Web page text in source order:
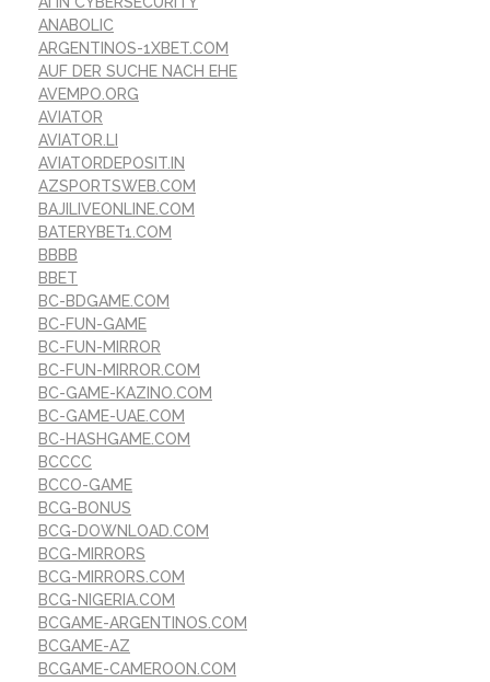
ANABOLIC
ARGENTINOS-1XBET.COM
AUF DER SUCHE NACH EHE
AVEMPO.ORG
AVIATOR
AVIATOR.LI
AVIATORDEPOSIT.IN
AZSPORTSWEB.COM
BAJILIVEONLINE.COM
BATERYBET1.COM
BBBB
BBET
BC-BDGAME.COM
BC-FUN-GAME
BC-FUN-MIRROR
BC-FUN-MIRROR.COM
BC-GAME-KAZINO.COM
BC-GAME-UAE.COM
BC-HASHGAME.COM
BCCCC
BCCO-GAME
BCG-BONUS
BCG-DOWNLOAD.COM
BCG-MIRRORS
BCG-MIRRORS.COM
BCG-NIGERIA.COM
BCGAME-ARGENTINOS.COM
BCGAME-AZ
BCGAME-CAMEROON.COM